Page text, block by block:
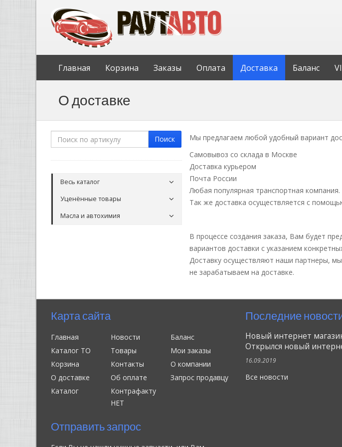
Главная Корзина Заказы Оплата Доставка Баланс
О доставке
Поиск
Весь каталог
Уценённые товары
Масла и автохимия
Мы предлагаем любой удобный вариант
Самовывоз со склада в Москве
Доставка курьером
Почта России
Любая популярная транспортная компания.
Так же доставка осуществляется с
В процессе создания заказа, Вам будет
вариантов доставки с указанием
Доставку осуществляют наши партнеры,
не зарабатываем на доставке.
Карта сайта
Главная Новости
Баланс
Каталог ТО
Товары
Мои заказы
Корзина
Контакты
О компании
О доставке
Об оплате
Запрос продавцу
Каталог
Контрафакту
НЕТ
Отправить запрос
Последние
Новый интернет
Открылся новый
16.09.2019
Все новости